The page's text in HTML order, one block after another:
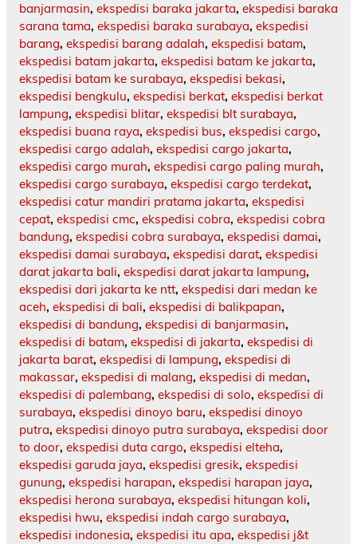
banjarmasin, ekspedisi baraka jakarta, ekspedisi baraka
sarana tama, ekspedisi baraka surabaya, ekspedisi
barang, ekspedisi barang adalah, ekspedisi batam,
ekspedisi batam jakarta, ekspedisi batam ke jakarta,
ekspedisi batam ke surabaya, ekspedisi bekasi,
ekspedisi bengkulu, ekspedisi berkat, ekspedisi berkat
lampung, ekspedisi blitar, ekspedisi blt surabaya,
ekspedisi buana raya, ekspedisi bus, ekspedisi cargo,
ekspedisi cargo adalah, ekspedisi cargo jakarta,
ekspedisi cargo murah, ekspedisi cargo paling murah,
ekspedisi cargo surabaya, ekspedisi cargo terdekat,
ekspedisi catur mandiri pratama jakarta, ekspedisi
cepat, ekspedisi cmc, ekspedisi cobra, ekspedisi cobra
bandung, ekspedisi cobra surabaya, ekspedisi damai,
ekspedisi damai surabaya, ekspedisi darat, ekspedisi
darat jakarta bali, ekspedisi darat jakarta lampung,
ekspedisi dari jakarta ke ntt, ekspedisi dari medan ke
aceh, ekspedisi di bali, ekspedisi di balikpapan,
ekspedisi di bandung, ekspedisi di banjarmasin,
ekspedisi di batam, ekspedisi di jakarta, ekspedisi di
jakarta barat, ekspedisi di lampung, ekspedisi di
makassar, ekspedisi di malang, ekspedisi di medan,
ekspedisi di palembang, ekspedisi di solo, ekspedisi di
surabaya, ekspedisi dinoyo baru, ekspedisi dinoyo
putra, ekspedisi dinoyo putra surabaya, ekspedisi door
to door, ekspedisi duta cargo, ekspedisi elteha,
ekspedisi garuda jaya, ekspedisi gresik, ekspedisi
gunung, ekspedisi harapan, ekspedisi harapan jaya,
ekspedisi herona surabaya, ekspedisi hitungan koli,
ekspedisi hwu, ekspedisi indah cargo surabaya,
ekspedisi indonesia, ekspedisi itu apa, ekspedisi j&t